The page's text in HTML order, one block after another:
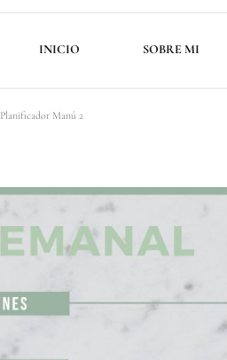
INICIO SOBRE MI
Planificador Manú 2